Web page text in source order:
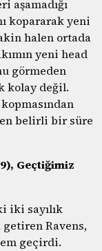
aşamadığı
kopararak yeni
halen ortada
yeni head
görmeden
kolay değil.
belirli bir süre
Geçtiğimiz
iki sayılık
Ravens,
geçirdi.